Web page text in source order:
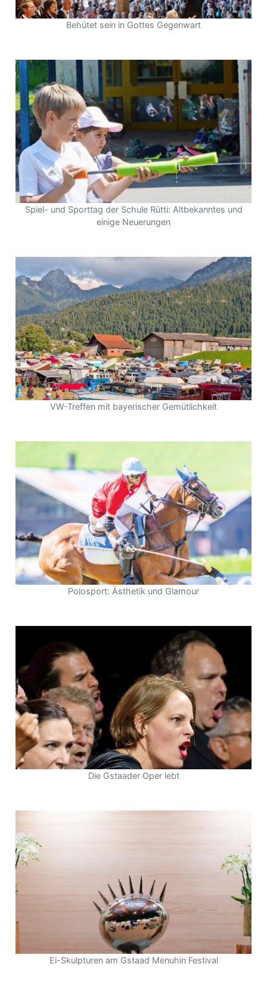
Behütet sein in Gottes Gegenwart
Spiel- und Sporttag der Schule Rütti: Altbekanntes und
einige Neuerungen
VW-Treffen mit bayerischer Gemütlichkeit
Polosport: Ästhetik und Glamour
Die Gstaader Oper lebt
Ei-Skulpturen am Gstaad Menuhin Festival